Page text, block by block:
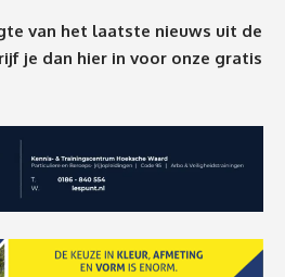
van het laatste nieuws uit de
je dan hier in voor onze gratis